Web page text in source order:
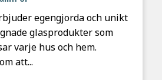
egengjorda och unikt
glasprodukter som
varje hus och hem.
att...